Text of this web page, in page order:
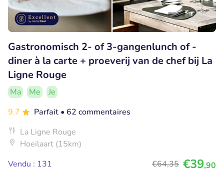
Gastronomisch 2- of 3-gangenlunch of -
diner à la carte + proeverij van de chef bij La
Ligne Rouge
Ma Me
Je
9.7
Parfait • 62 commentaires
La Ligne Rouge
Hoeilaart (15km)
Vendu : 131
€64,35 €39,90